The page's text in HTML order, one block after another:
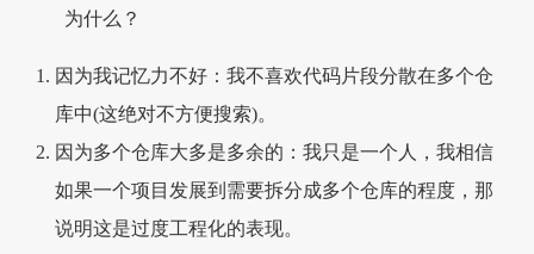
为什么？
因为我记忆力不好：我不喜欢代码片段分散在多个仓
库中(这绝对不方便搜索)。
因为多个仓库大多是多余的：我只是一个人，我相信
如果一个项目发展到需要拆分成多个仓库的程度，那
说明这是过度工程化的表现。